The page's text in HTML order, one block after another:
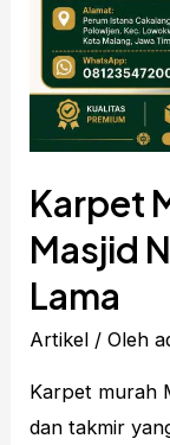
Karpet
Masjid
Lama
Artikel / Oleh
Karpet murah
dan takmir